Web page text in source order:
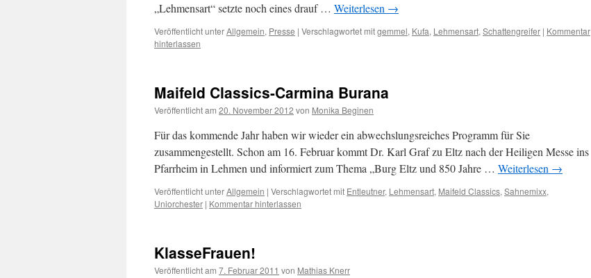
„Lehmensart“ setzte noch eines drauf … Weiterlesen →
Veröffentlicht unterAllgemein, Presse | Verschlagwortet mitgemmel, Kufa, Lehmensart, Schattengreifer | Kommentar
hinterlassen
Maifeld Classics-Carmina Burana
Veröffentlicht am 20. November 2012 von Monika Beginen
Für das kommende Jahr haben wir wieder ein abwechslungsreiches Programm für Sie
zusammengestellt. Schon am 16. Februar kommt Dr. Karl Graf zu Eltz nach der Heiligen Messe ins
Pfarrheim in Lehmen und informiert zum Thema „Burg Eltz und 850 Jahre … Weiterlesen →
Veröffentlicht unterAllgemein | Verschlagwortet mit Entleutner, Lehmensart, Maifeld Classics, Sahnemixx,
Uniorchester | Kommentar hinterlassen
KlasseFrauen!
Veröffentlicht am 7. Februar 2011 von Mathias Knerr